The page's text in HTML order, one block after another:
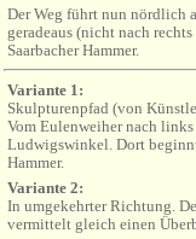
Der Weg führt nun nördlich
geradeaus (nicht nach
Saarbacher Hammer.
Variante 1:
Skulpturenpfad (von
Vom Eulenweiher nach
Ludwigswinkel. Dort
Hammer.
Variante 2:
In umgekehrterRichtung.
vermittelt gleich einen